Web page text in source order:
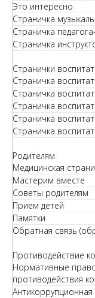
Это интересно
Страничка
Страничка
Страничка
Странички
Страничка
Страничка
Страничка
Страничка
Страничка
Родителям
Медицинская
Мастерим вместе
Советы родителям
Прием детей
Памятки
Обратная связь
Противодействие
Нормативные
противодействия
Антикоррупционная